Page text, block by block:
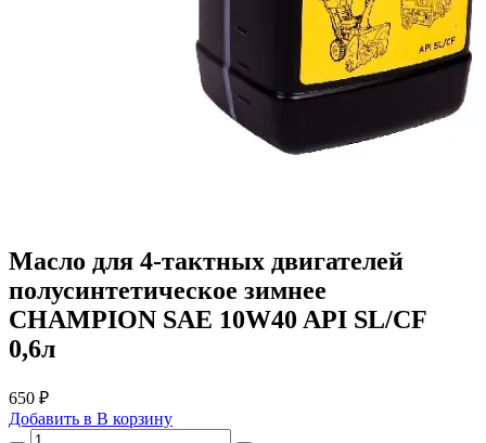
Масло для 4-тактных двигателей
полусинтетическое зимнее
CHAMPION SAE 10W40 API SL/CF
0,6л
650 ₽
Добавить в В корзину